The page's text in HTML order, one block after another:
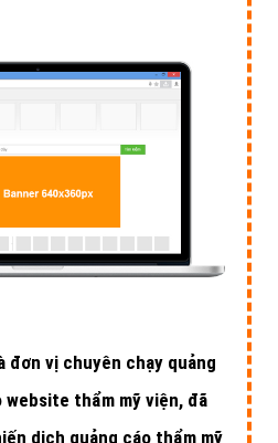
đơn vị chuyên chạy quảng
website thẩm mỹ viện, đã